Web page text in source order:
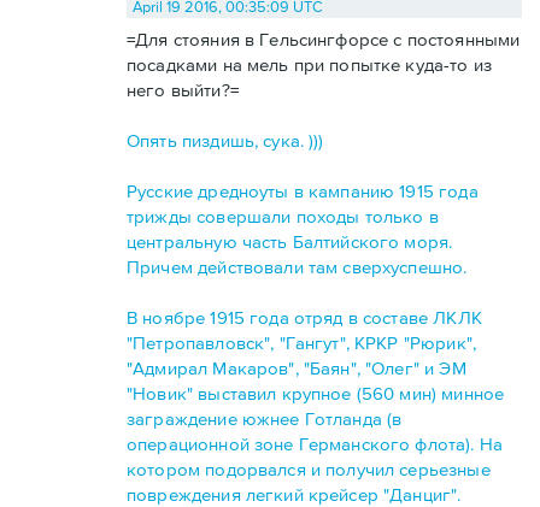
April 19 2016, 00:35:09 UTC
=Для стояния в Гельсингфорсе с постоянными
посадками на мель при попытке куда-то из
него выйти?=
Опять пиздишь, сука. )))
Русские дредноуты в кампанию 1915 года
трижды совершали походы только в
центральную часть Балтийского моря.
Причем действовали там сверхуспешно.
В ноябре 1915 года отряд в составе ЛКЛК
"Петропавловск", "Гангут", КРКР "Рюрик",
"Адмирал Макаров", "Баян", "Олег" и ЭМ
"Новик" выставил крупное (560 мин) минное
заграждение южнее Готланда (в
операционной зоне Германского флота). На
котором подорвался и получил серьезные
повреждения легкий крейсер "Данциг".